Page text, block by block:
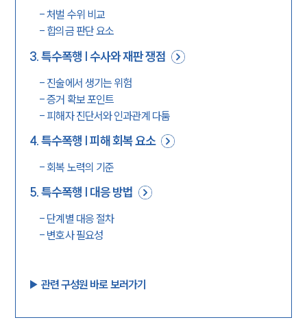
-처벌 수위 비교
- 합의금 판단 요소
3.특수폭행 | 수사와 재판 쟁점
- 진술에서 생기는 위험
-증거 확보 포인트
- 피해자 진단서와 인과관계 다툼
4.특수폭행 | 피해 회복 요소
- 회복 노력의 기준
5.특수폭행 | 대응 방법
- 단계별 대응 절차
- 변호사 필요성
▶︎ 관련 구성원 바로 보러가기